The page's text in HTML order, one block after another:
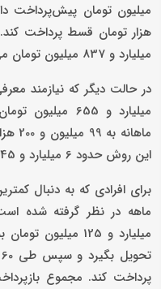
میلیارد و 837 میلیون تومان می‌رسد.
میلیارد و 655
این روش حدود 6 میلیارد و 845 میلیون تومان خواهد بود.
میلیارد و 125